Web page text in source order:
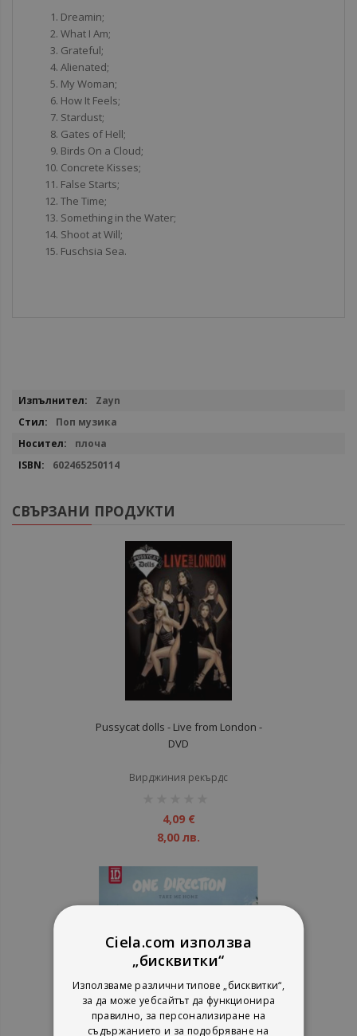
Dreamin;
What I Am;
Grateful;
Alienated;
My Woman;
How It Feels;
Stardust;
Gates of Hell;
Birds On a Cloud;
Concrete Kisses;
False Starts;
The Time;
Something in the Water;
Shoot at Will;
Fuschsia Sea.
Повече
Zayn
Поп музика
плоча
602465250114
СВЪРЗАНИ ПРОДУКТИ
Pussycat dolls - Live from London -
DVD
Вирджиния рекърдс
4,09 €
8,00 лв.
Ciela.com използва
„бисквитки“
Използваме различни типове „бисквитки“,
за да може уебсайтът да функционира
правилно, за персонализиране на
съдържанието и за подобряване на